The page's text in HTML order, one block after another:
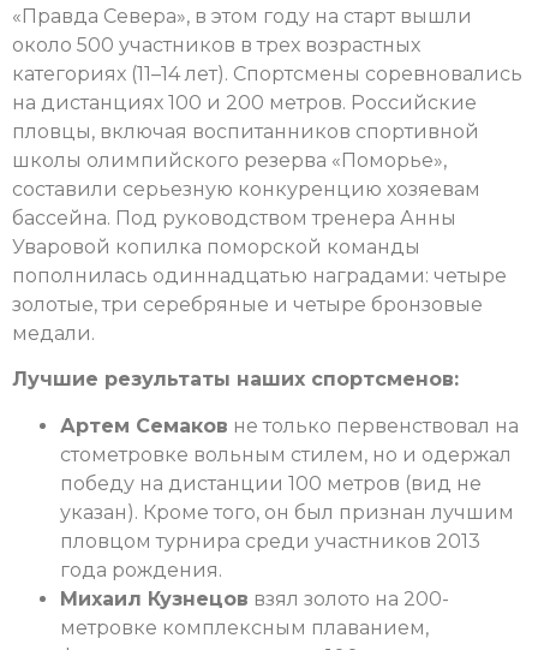
«Правда Севера», в этом году на старт вышли
около 500 участников в трех возрастных
категориях (11–14 лет). Спортсмены соревновались
на дистанциях 100 и 200 метров. Российские
пловцы, включая воспитанников спортивной
школы олимпийского резерва «Поморье»,
составили серьезную конкуренцию хозяевам
бассейна. Под руководством тренера Анны
Уваровой копилка поморской команды
пополнилась одиннадцатью наградами: четыре
золотые, три серебряные и четыре бронзовые
медали.
Лучшие результаты наших спортсменов:
Артем Семаков не только первенствовал на
стометровке вольным стилем, но и одержал
победу на дистанции 100 метров (вид не
указан). Кроме того, он был признан лучшим
пловцом турнира среди участников 2013
года рождения.
Михаил Кузнецов взял золото на 200-
метровке комплексным плаванием,